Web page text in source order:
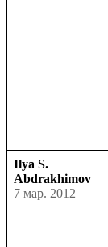
Ilya S.
Abdrakhimov
7 мар. 2012